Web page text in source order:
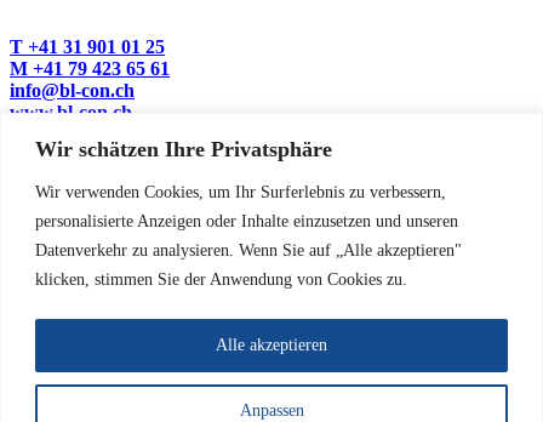
Wir schätzen Ihre Privatsphäre
Wir verwenden Cookies, um Ihr Surferlebnis zu verbessern,
personalisierte Anzeigen oder Inhalte einzusetzen und unseren
Datenverkehr zu analysieren. Wenn Sie auf „Alle akzeptieren"
klicken, stimmen Sie der Anwendung von Cookies zu.
Anpassen
Alle akzeptieren
T +41 31 901 01 25
M +41 79 423 65 61
info@bl-con.ch
www.bl-con.ch
Future Management & Strategie
Networking Schulungen
Nachfolgeregelung
Referenzen
Über Uns
FAQ
Impressum